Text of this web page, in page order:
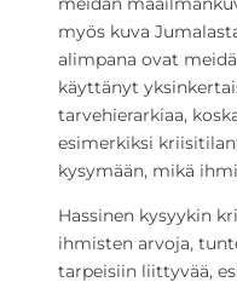
myös kuva
alimpana ovat
käyttänyt
tarvehierarkiaa,
esimerkiksi
kysymään, mikä
Hassinen kysyykin
ihmisten arvoja,
tarpeisiin liittyvää,